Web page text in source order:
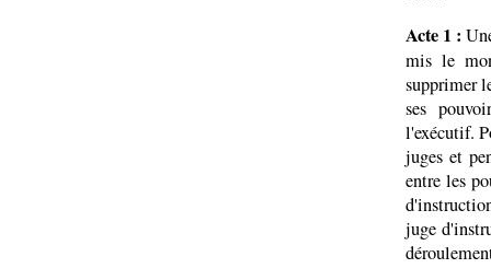
Acte 1 :
mis le
supprimer
ses
l'exécutif.
juges et
entre les
juge